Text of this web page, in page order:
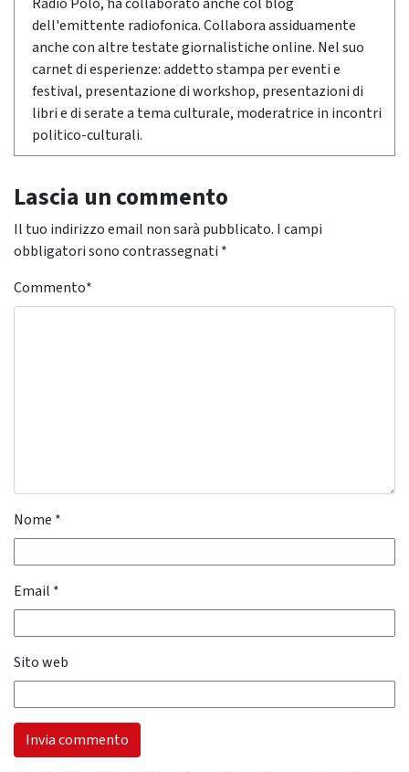
dell'emittente radiofonica. Collabora assiduamente
anche con altre testate giornalistiche online. Nel suo
carnet di esperienze: addetto stampa per eventi e
festival, presentazione di workshop, presentazioni di
libri e di serate a tema culturale, moderatrice in incontri
politico-culturali.
Lascia un commento
Il tuo indirizzo email non sarà pubblicato. I campi
obbligatori sono contrassegnati *
Commento*
Nome *
Email *
Sito web